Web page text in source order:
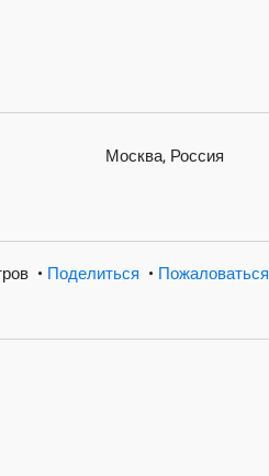
Москва, Россия
• Поделиться • Пожаловаться